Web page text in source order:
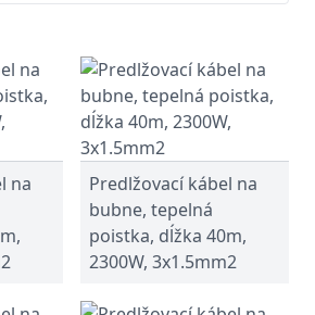
na
Predlžovací kábel na
bubne, tepelná
poistka, dĺžka 40m,
2300W, 3x1.5mm2